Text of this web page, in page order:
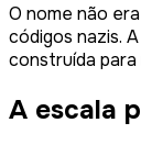
O nome não
códigos nazis.
construída
A escala